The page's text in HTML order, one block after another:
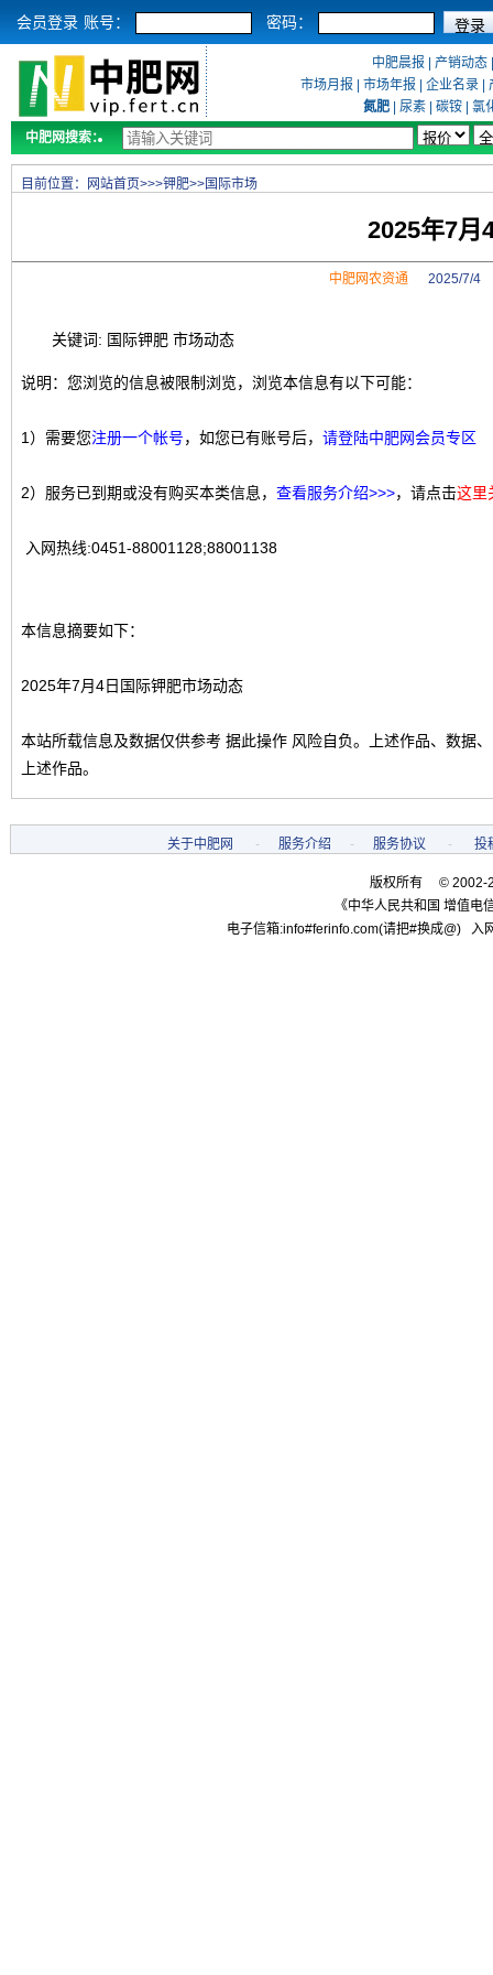
会员登录 账号： 密码：
中肥晨报 产销动态
市场月报
市场年报 企业名录
氮肥
尿素 碳铵
氯
中肥网搜索：
目前位置： 网站首页>>>钾肥>>国际市场
2025年7月
中肥网农资通2025/7/4
关键词: 国际钾肥 市场动态
说明：您浏览的信息被限制浏览，浏览本信息有以下可能：
1）需要您注册一个帐号，如您已有账号后， 请登陆中肥网会员专区
2）服务已到期或没有购买本类信息， 查看服务介绍>>>，请点击这里
入网热线:0451-88001128;88001138
本信息摘要如下：
2025年7月4日国际钾肥市场动态
本站所载信息及数据仅供参考 据此操作 风险自负。上述作品、数据
上述作品。
关于中肥网 - 服务介绍 - 服务协议 - 投
版权所有 © 2002-
《中华人民共和国 增值电
电子信箱:info#ferinfo.com(请把#换成@)